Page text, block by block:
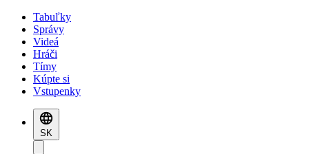
Tabuľky
Správy
Videá
Hráči
Tímy
Kúpte si
Vstupenky
SK